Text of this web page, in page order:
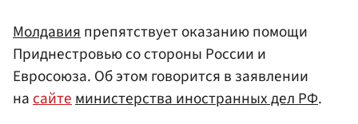
Молдавияпрепятствует оказанию помощи
Приднестровью со стороны России и
Евросоюза. Об этом говорится в заявлении
насайтеминистерства иностранных делРФ.